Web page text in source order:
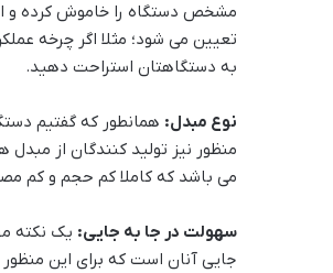
مشخص دستگاه را خاموش کرده و
به دستگاهتان استراحت دهید.
نوع مبدل: همانطور که گفتیم
منظور نیز تولید کنندگان از
می باشد که کاملا کم حجم و کم
سهولت در جا به جایی: یک نکته
جایی آنان است که برای این